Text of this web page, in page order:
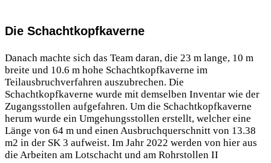
Die Schachtkopfkaverne
Danach machte sich das Team daran, die 23 m lange, 10 m
breite und 10.6 m hohe Schachtkopfkaverne im
Teilausbruchverfahren auszubrechen. Die
Schachtkopfkaverne wurde mit demselben Inventar wie der
Zugangsstollen aufgefahren. Um die Schachtkopfkaverne
herum wurde ein Umgehungsstollen erstellt, welcher eine
Länge von 64 m und einen Ausbruchquerschnitt von 13.38
m2 in der SK 3 aufweist. Im Jahr 2022 werden von hier aus
die Arbeiten am Lotschacht und am Rohrstollen II